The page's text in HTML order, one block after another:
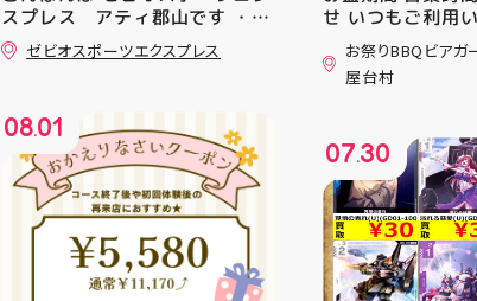
スプレス アティ郡山です ・
本日は 「ゼビオスポーツなつま
つり」開催のお知らせです
☆11:00〜17:00(予定)でイベ
ントを行います！ ・ アティ入
り口横にて冷たいゼリーや瓶ジ
ュース、熱中症対策グッズの販
売🧊 また、5F店舗の当日のレシ
ート(税込2000円以上お買い上
げ)１枚＋スポーツポイントアプ
リ(本登録)画面ご提示していた
ゼビオスポーツエクスプレス
08.01
せ いつもご利用いただきありが
とうございます
(水)〜8月16日(
間を変更して営業
みいただけます
事やご友人との
のお出かけにも
グルメとBBQを
「お祭りBBQビ
で、夏の思い出
か？ 皆さまのご
お祭りBBQビアガ
屋台村
07.30